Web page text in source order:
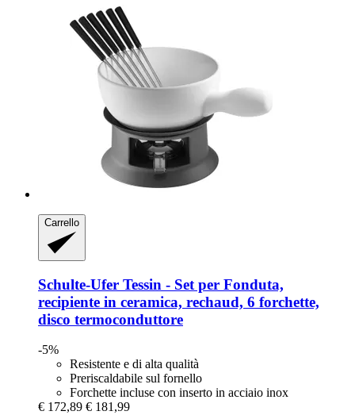
Carrello
Schulte-Ufer Tessin -​ Set per Fonduta,
recipiente in ceramica, rechaud, 6 forchette,
disco termoconduttore
-5%
Resistente e di alta qualità
Preriscaldabile sul fornello
Forchette incluse con inserto in acciaio inox
€ 172,89 € 181,99